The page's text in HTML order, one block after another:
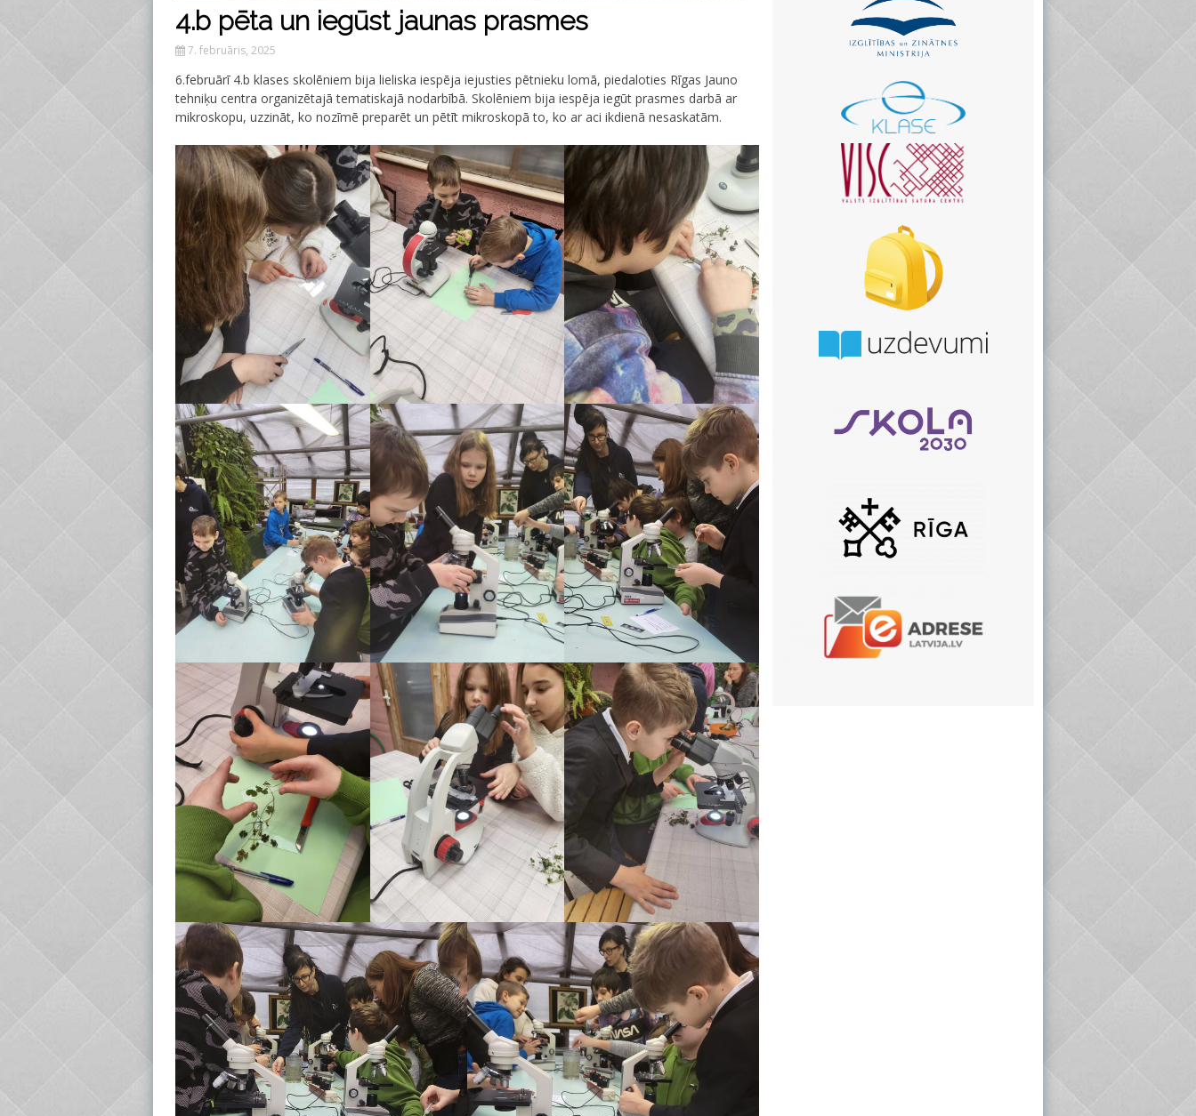
4.b pēta un iegūst jaunas prasmes
7. februāris, 2025
6.februārī 4.b klases skolēniem bija lieliska iespēja iejusties pētnieku lomā, piedaloties Rīgas Jauno
tehniķu centra organizētajā tematiskajā nodarbībā. Skolēniem bija iespēja iegūt prasmes darbā ar
mikroskopu, uzzināt, ko nozīmē preparēt un pētīt mikroskopā to, ko ar aci ikdienā nesaskatām.